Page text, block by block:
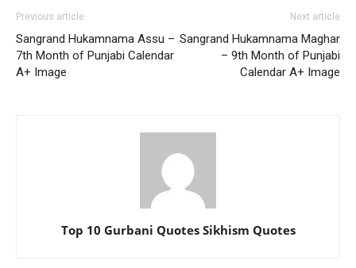
Previous article
Sangrand Hukamnama Assu –
7th Month of Punjabi Calendar
A+ Image
Next article
Sangrand Hukamnama Maghar
– 9th Month of Punjabi
Calendar A+ Image
Top 10 Gurbani Quotes Sikhism Quotes